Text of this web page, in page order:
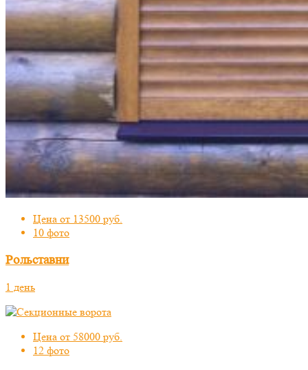
Цена от 13500 руб.
10 фото
Рольставни
1 день
Цена от 58000 руб.
12 фото